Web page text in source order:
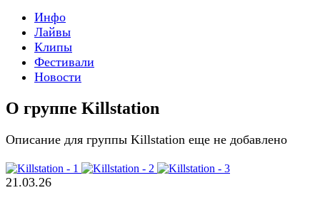
Инфо
Лайвы
Клипы
Фестивали
Новости
О группе Killstation
Описание для группы Killstation еще не добавлено
21.03.26